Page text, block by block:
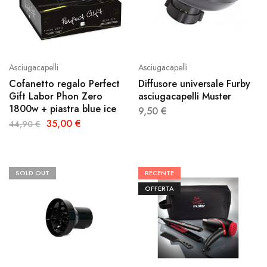
Asciugacapelli
Cofanetto regalo Perfect
Gift Labor Phon Zero
1800w + piastra blue ice
44,90€ 35,00 €
Asciugacapelli
Diffusore universale Furby
asciugacapelli Muster
9,50 €
SOLD OUT
RECENTE
OFFERTA